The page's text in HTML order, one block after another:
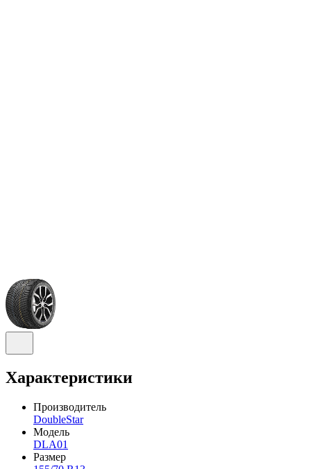
Характеристики
Производитель
DoubleStar
Модель
DLA01
Размер